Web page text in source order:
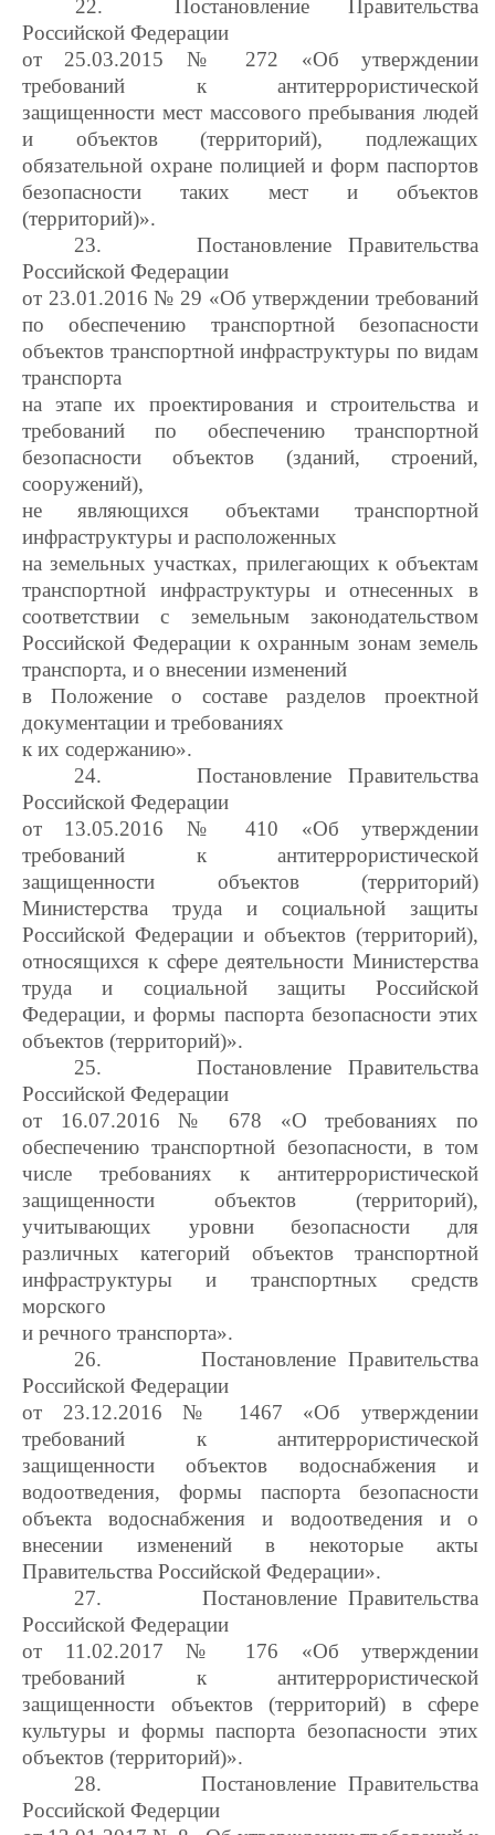
22.
Постановление Правительства
Российской Федерации
от 25.03.2015 № 272 «Об утверждении
требований к антитеррористической
защищенности мест массового пребывания людей
и объектов (территорий), подлежащих
обязательной охране полицией и форм паспортов
безопасности таких мест и объектов
(территорий)».
23.
Постановление Правительства
Российской Федерации
от 23.01.2016 № 29 «Об утверждении требований
по обеспечению транспортной безопасности
объектов транспортной инфраструктуры по видам
транспорта
на этапе их проектирования и строительства и
требований по обеспечению транспортной
безопасности объектов (зданий, строений,
сооружений),
не являющихся объектами транспортной
инфраструктуры и расположенных
на земельных участках, прилегающих к объектам
транспортной инфраструктуры и отнесенных в
соответствии с земельным законодательством
Российской Федерации к охранным зонам земель
транспорта, и о внесении изменений
в Положение о составе разделов проектной
документации и требованиях
к их содержанию».
24.
Постановление Правительства
Российской Федерации
от 13.05.2016 № 410 «Об утверждении
требований к антитеррористической
защищенности объектов (территорий)
Министерства труда и социальной защиты
Российской Федерации и объектов (территорий),
относящихся к сфере деятельности Министерства
труда и социальной защиты Российской
Федерации, и формы паспорта безопасности этих
объектов (территорий)».
25.
Постановление Правительства
Российской Федерации
от 16.07.2016 № 678 «О требованиях по
обеспечению транспортной безопасности, в том
числе требованиях к антитеррористической
защищенности объектов (территорий),
учитывающих уровни безопасности для
различных категорий объектов транспортной
инфраструктуры и транспортных средств
морского
и речного транспорта».
26.
Постановление Правительства
Российской Федерации
от 23.12.2016 № 1467 «Об утверждении
требований к антитеррористической
защищенности объектов водоснабжения и
водоотведения, формы паспорта безопасности
объекта водоснабжения и водоотведения и о
внесении изменений в некоторые акты
Правительства Российской Федерации».
27.
Постановление Правительства
Российской Федерации
от 11.02.2017 № 176 «Об утверждении
требований к антитеррористической
защищенности объектов (территорий) в сфере
культуры и формы паспорта безопасности этих
объектов (территорий)».
28.
Постановление Правительства
Российской Федерции